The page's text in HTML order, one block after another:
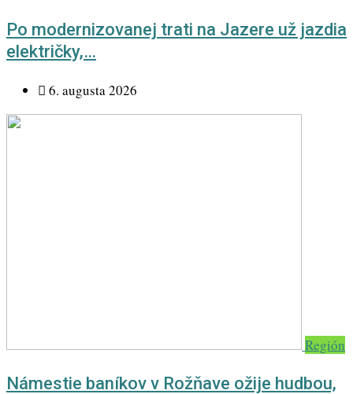
Po modernizovanej trati na Jazere už jazdia
električky,…
6. augusta 2026
Región
Námestie baníkov v Rožňave ožije hudbou,